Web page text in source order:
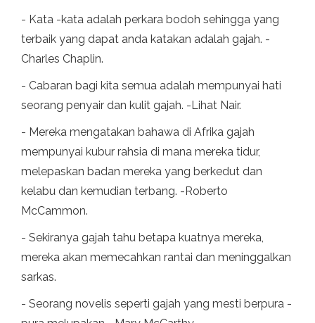
- Kata -kata adalah perkara bodoh sehingga yang
terbaik yang dapat anda katakan adalah gajah. -
Charles Chaplin.
- Cabaran bagi kita semua adalah mempunyai hati
seorang penyair dan kulit gajah. -Lihat Nair.
- Mereka mengatakan bahawa di Afrika gajah
mempunyai kubur rahsia di mana mereka tidur,
melepaskan badan mereka yang berkedut dan
kelabu dan kemudian terbang. -Roberto
McCammon.
- Sekiranya gajah tahu betapa kuatnya mereka,
mereka akan memecahkan rantai dan meninggalkan
sarkas.
- Seorang novelis seperti gajah yang mesti berpura -